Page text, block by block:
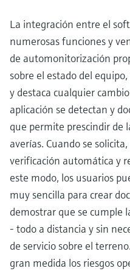
La integración entre el
numerosas funciones y
de automonitorización
sobre el estado del
y destaca cualquier
aplicación se detectan y
que permite prescindir de
averías. Cuando se
verificación automática y
este modo, los usuarios
muy sencilla para crear
demostrar que se cumple
- todo a distancia y sin
de servicio sobre el
gran medida los riesgos